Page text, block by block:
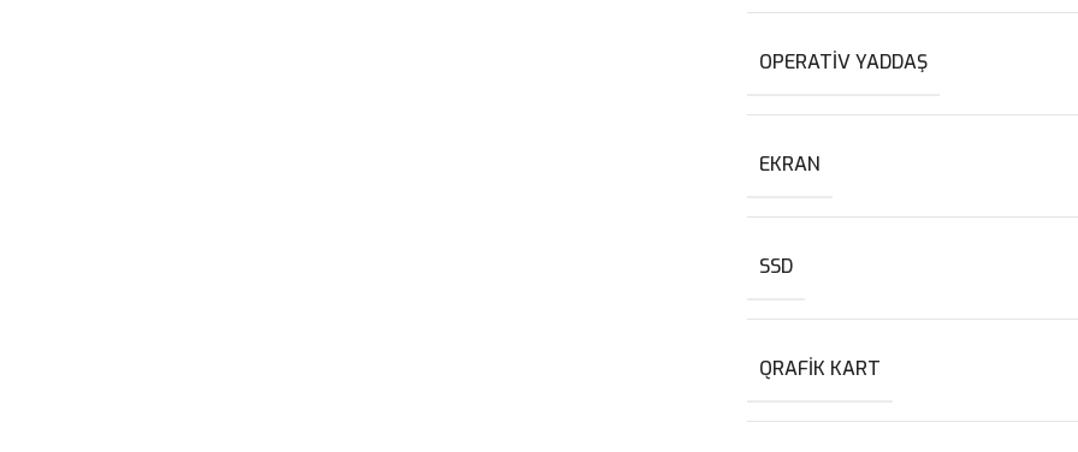
OPERATIV YADDAŞ
EKRAN
SSD
QRAFIK KART